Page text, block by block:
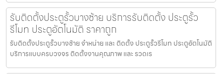
รับติดตั้งประตูรั้วบางซ้าย บริการรับติดตั้ง ประตูรั้ว
รีโมท ประตูอัตโนมัติ ราคาถูก
รับติดตั้งประตูรั้วบางซ้าย จำหน่าย และ ติดตั้ง ประตูรั้วรีโมท ประตูอัตโนมัติ
บริการแบบครบวงจร ติดตั้งงานคุณภาพ และ รวดเร